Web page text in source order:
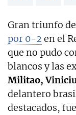
Gran triunfo
por 0-2 en el
que no pudo
blancos y las
Militao,
delantero
destacados,